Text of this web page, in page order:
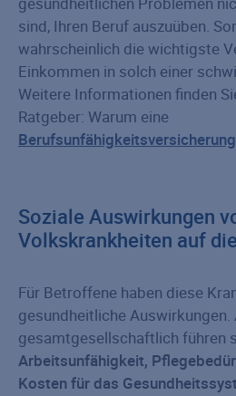
sind, Ihren Beruf auszuüben.
wahrscheinlich die wichtigste
Einkommen in solch einer
Weitere Informationen finden
Ratgeber: Warum eine
Soziale Auswirkungen
Volkskrankheiten auf
Für Betroffene haben diese
gesundheitliche Auswirkungen.
gesamtgesellschaftlich führen
Arbeitsunfähigkeit,
Kosten für das